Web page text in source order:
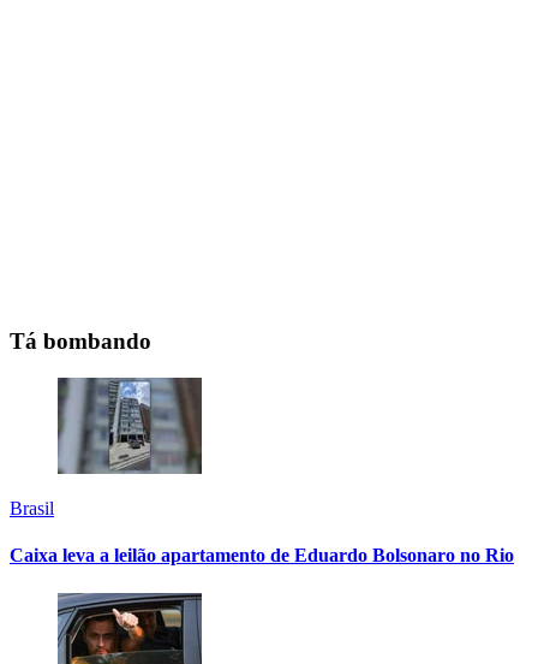
Tá bombando
Brasil
Caixa leva a leilão apartamento de Eduardo Bolsonaro no Rio